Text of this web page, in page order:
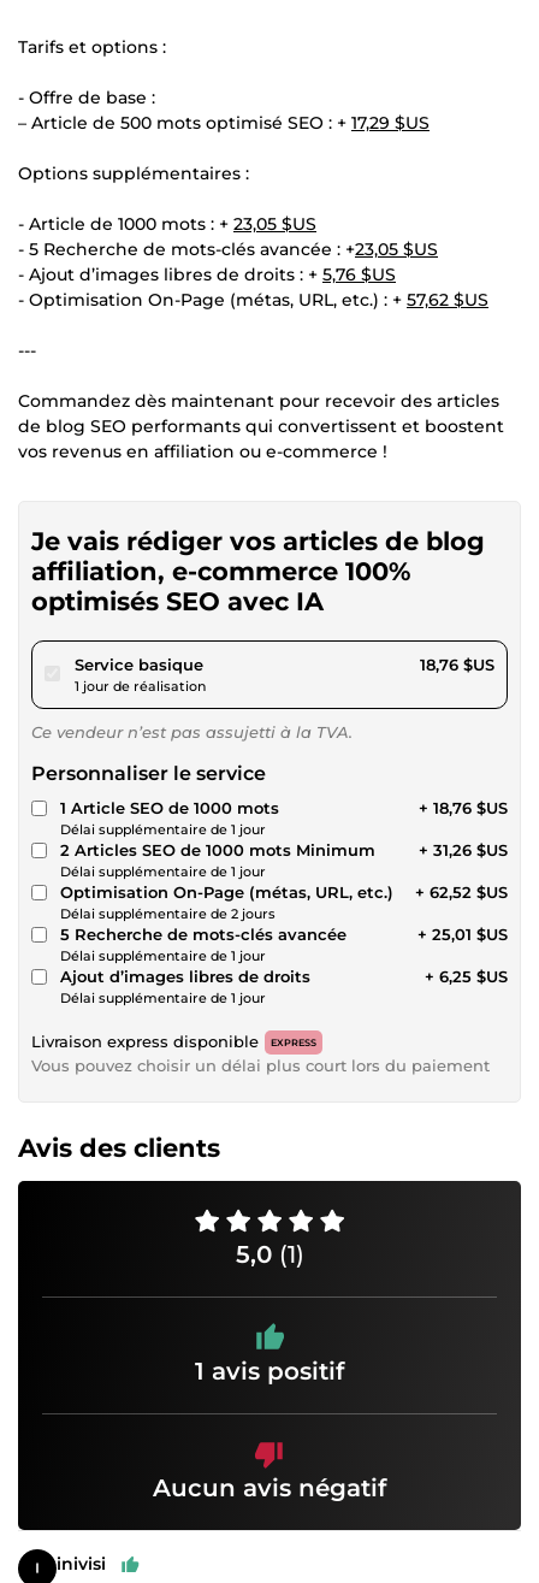
Tarifs et options :
- Offre de base :
– Article de 500 mots optimisé SEO : + 17,29 $US
Options supplémentaires :
- Article de 1000 mots : + 23,05 $US
- 5 Recherche de mots-clés avancée : +23,05 $US
- Ajout d’images libres de droits : + 5,76 $US
- Optimisation On-Page (métas, URL, etc.) : + 57,62 $US
---
Commandez dès maintenant pour recevoir des articles
de blog SEO performants qui convertissent et boostent
vos revenus en affiliation ou e-commerce !
Je vais rédiger vos articles de blog
affiliation, e-commerce 100%
optimisés SEO avec IA
Service basiquepour 17,29 $US
1 jour de réalisation
18,76 $US
Ce vendeur n’est pas assujetti à la TVA.
Personnaliser le service
1 Article SEO de 1000 mots
Délai supplémentaire de 1 jour
+ 18,76 $US
2 Articles SEO de 1000 mots Minimum
Délai supplémentaire de 1 jour
+ 31,26 $US
Optimisation On-Page (métas, URL, etc.)
Délai supplémentaire de 2 jours
+ 62,52 $US
5 Recherche de mots-clés avancée
Délai supplémentaire de 1 jour
+ 25,01 $US
Ajout d’images libres de droits
Délai supplémentaire de 1 jour
+ 6,25 $US
Livraison express disponible EXPRESS
Vous pouvez choisir un délai plus court lors du paiement
Avis des clients
5,0 (1)
1 avis positif
Aucun avis négatif
inivisi